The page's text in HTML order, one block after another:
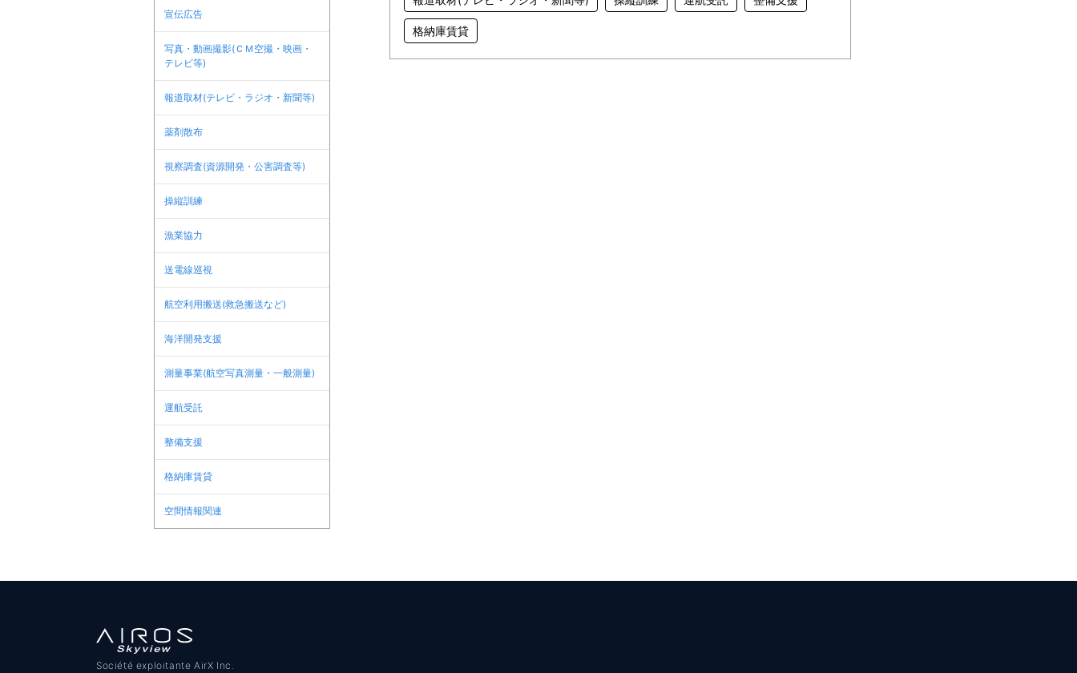
宣伝広告
写真・動画撮影(ＣＭ空撮・映画・
テレビ等)
報道取材(テレビ・ラジオ・新聞等)
薬剤散布
視察調査(資源開発・公害調査等)
操縦訓練
漁業協力
送電線巡視
航空利用搬送(救急搬送など)
海洋開発支援
測量事業(航空写真測量・一般測量)
運航受託
整備支援
格納庫賃貸
空間情報関連
格納庫賃貸
Société exploitante AirX Inc.